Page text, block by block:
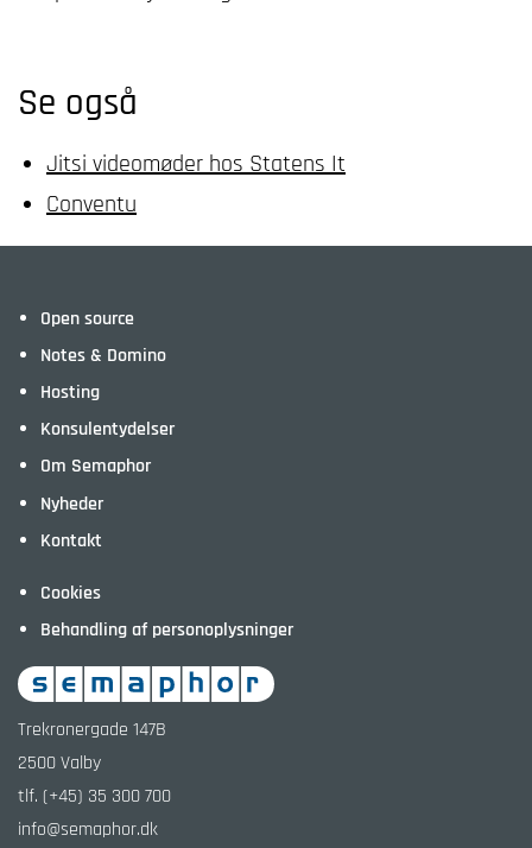
Se også
Jitsi videomøder hos Statens It
Conventu
Open source
Notes & Domino
Hosting
Konsulentydelser
Om Semaphor
Nyheder
Kontakt
Cookies
Behandling af personoplysninger
Trekronergade 147B
2500Valby
tlf. (+45) 35 300 700
info@semaphor.dk